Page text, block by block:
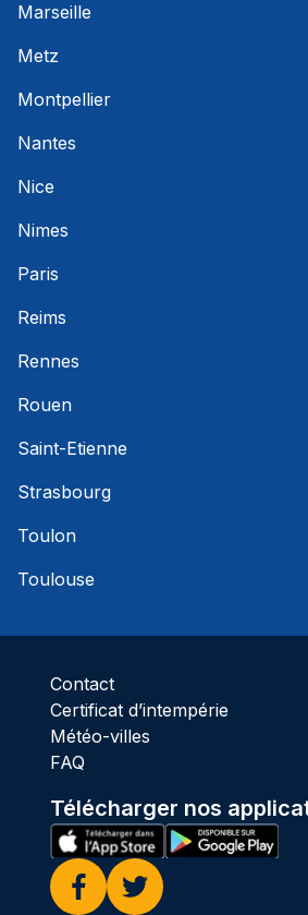
Marseille
Metz
Montpellier
Nantes
Nice
Nimes
Paris
Reims
Rennes
Rouen
Saint-Etienne
Strasbourg
Toulon
Toulouse
Contact
Certificat d’intempérie
Météo-villes
FAQ
Télécharger nos